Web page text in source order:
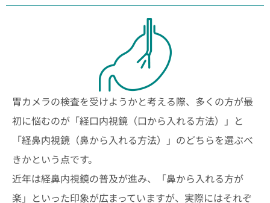
胃カメラの検査を受けようかと考える際、多くの方が最
初に悩むのが「経口内視鏡（口から入れる方法）」と
「経鼻内視鏡（鼻から入れる方法）」のどちらを選ぶべ
きかという点です。
近年は経鼻内視鏡の普及が進み、「鼻から入れる方が
楽」といった印象が広まっていますが、実際にはそれぞ